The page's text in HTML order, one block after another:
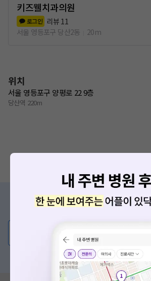
키즈웰치과의원
로그인 리뷰 11
서울 영등포구 당산2동
20m
위치
서울 영등포구 양평로 22 9층
당산역 220m
증상/치료, 궁금한 점이
혹은, 의료상담 서비스에 다양한 게시